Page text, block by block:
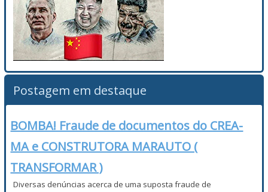
Postagem em destaque
BOMBA! Fraude de documentos do CREA-
MA e CONSTRUTORA MARAUTO (
TRANSFORMAR )
Diversas denúncias acerca de uma suposta fraude de